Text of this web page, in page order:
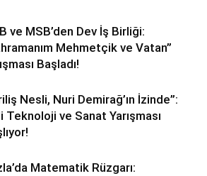
ve MSB’den Dev İş Birliği:
Mehmetçik ve Vatan”
Başladı!
Nesli, Nuri Demirağ’ın İzinde”:
Teknoloji ve Sanat Yarışması
Matematik Rüzgarı: